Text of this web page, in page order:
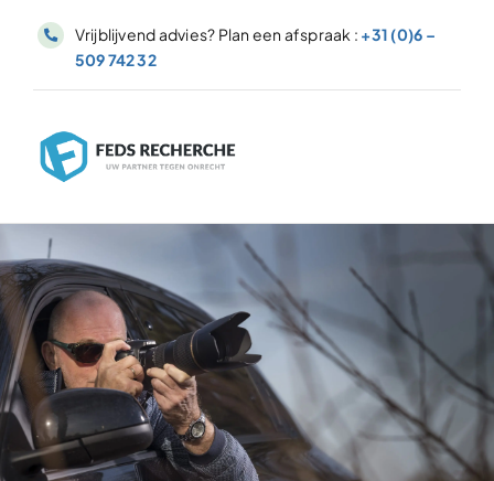
Vrijblijvend advies? Plan een afspraak : +31 (0)6 –
509 742 32